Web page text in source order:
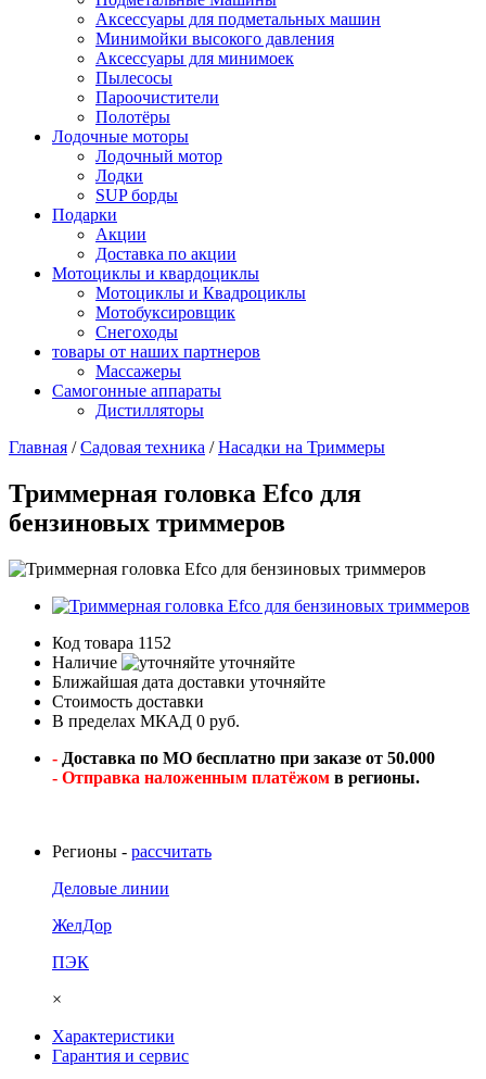
Аксессуары для подметальных машин
Минимойки высокого давления
Аксессуары для минимоек
Пылесосы
Пароочистители
Полотёры
Лодочные моторы
Лодочный мотор
Лодки
SUP борды
Подарки
Акции
Доставка по акции
Мотоциклы и квардоциклы
Мотоциклы и Квадроциклы
Мотобуксировщик
Снегоходы
товары от наших партнеров
Массажеры
Самогонные аппараты
Дистилляторы
Главная /Садовая техника /Насадки на Триммеры
Триммерная головка Efco для
бензиновых триммеров
Код товара 1152
Наличие
уточняйте
Ближайшая дата доставки уточняйте
Стоимость доставки
В пределах МКАД 0 руб.
- Доставка по МО бесплатно при заказе от 50.000
- Отправка наложенным платёжом в регионы.
Регионы - рассчитать
Деловые линии
ЖелДор
ПЭК
×
Характеристики
Гарантия и сервис